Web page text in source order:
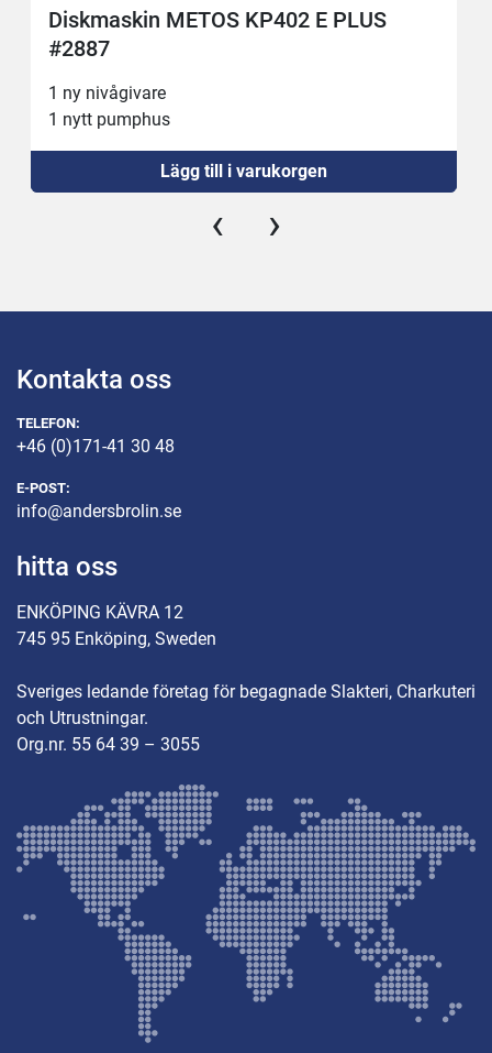
Diskmaskin METOS KP402 E PLUS
#2887
1 ny nivågivare
1 nytt pumphus
Lägg till i varukorgen
‹ ›
Kontakta oss
TELEFON:
+46 (0)171-41 30 48
E-POST:
info@andersbrolin.se
hitta oss
ENKÖPING KÄVRA 12
745 95 Enköping, Sweden
Sveriges ledande företag för begagnade Slakteri, Charkuteri
och Utrustningar.
Org.nr. 55 64 39 – 3055